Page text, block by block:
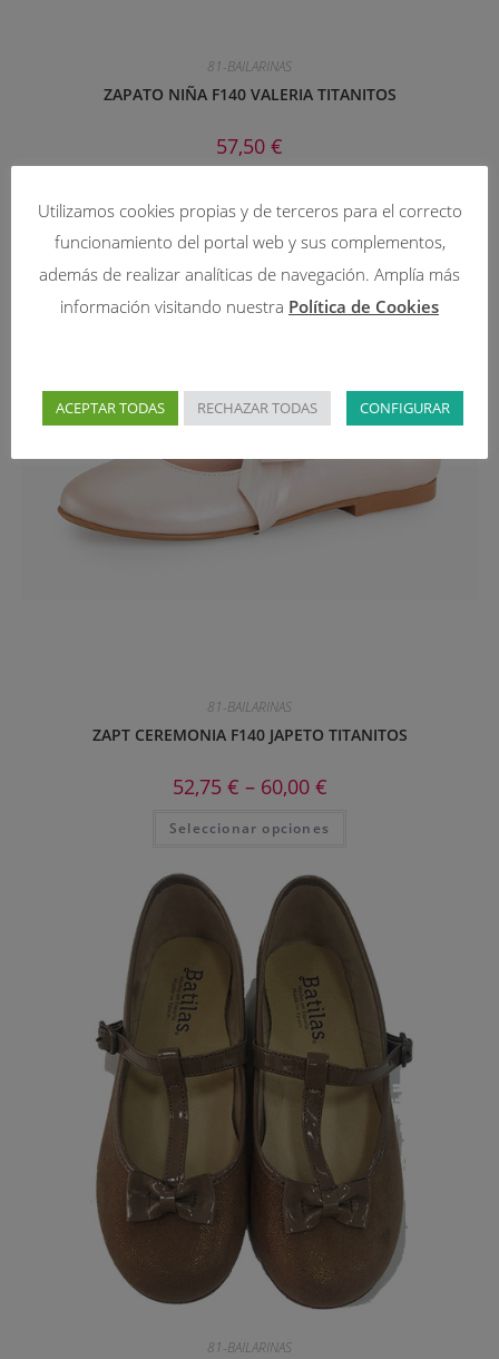
81-BAILARINAS
ZAPATO NIÑA F140 VALERIA TITANITOS
57,50 €
81-BAILARINAS
ZAPT CEREMONIA F140 JAPETO TITANITOS
52,75 € – 60,00 €
Seleccionar opciones
81-BAILARINAS
Utilizamos cookies propias y de terceros para el correcto
funcionamiento del portal web y sus complementos,
además de realizar analíticas de navegación. Amplía más
información visitando nuestra Política de Cookies
ACEPTAR TODAS RECHAZAR TODAS CONFIGURAR